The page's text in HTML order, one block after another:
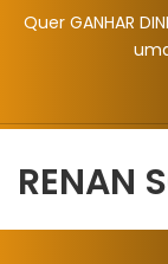
Quer GANHAR
RENAN